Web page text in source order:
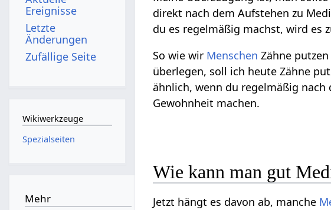
direkt nach dem Aufstehen zu
du es regelmäßig machst, wird es
So wie wir Menschen Zähne
überlegen, soll ich heute Zähne
ähnlich, wenn du regelmäßig
Gewohnheit machen.
Wie kann man gut
Jetzt hängt es davon ab, manche
Ereignisse
Letzte
Änderungen
Zufällige Seite
Wikiwerkzeuge
Spezialseiten
Mehr